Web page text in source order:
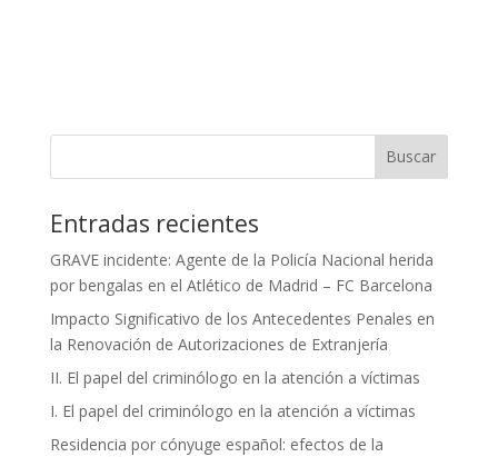
Entradas recientes
GRAVE incidente: Agente de la Policía Nacional herida
por bengalas en el Atlético de Madrid – FC Barcelona
Impacto Significativo de los Antecedentes Penales en
la Renovación de Autorizaciones de Extranjería
II. El papel del criminólogo en la atención a víctimas
I. El papel del criminólogo en la atención a víctimas
Residencia por cónyuge español: efectos de la